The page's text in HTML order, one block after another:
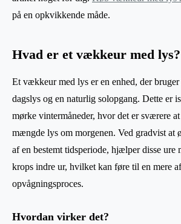
på en opkvikkende måde.
Hvad er et vækkeur med lys?
Et vækkeur med lys er en enhed, der
dagslys og en naturlig solopgang. Dette er
mørke vintermåneder, hvor det er sværere
mængde lys om morgenen. Ved gradvist at
af en bestemt tidsperiode, hjælper disse ure
krops indre ur, hvilket kan føre til en mere
opvågningsproces.
Hvordan virker det?